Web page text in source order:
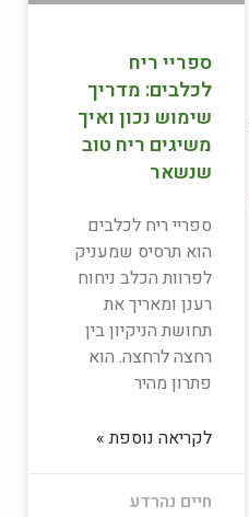
ספריי ריח
לכלבים: מדריך
שימוש נכון ואיך
משיגים ריח טוב
שנשאר
ספריי ריח לכלבים
הוא תרסיס שמעניק
לפרוות הכלב ניחוח
רענן ומאריך את
תחושת הניקיון בין
רחצה לרחצה. הוא
פתרון מהיר
לקריאה נוספת »
חיים נהרדע